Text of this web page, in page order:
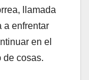
llamada
a enfrentar
en el
de cosas.